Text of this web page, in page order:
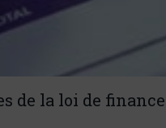
de la loi de